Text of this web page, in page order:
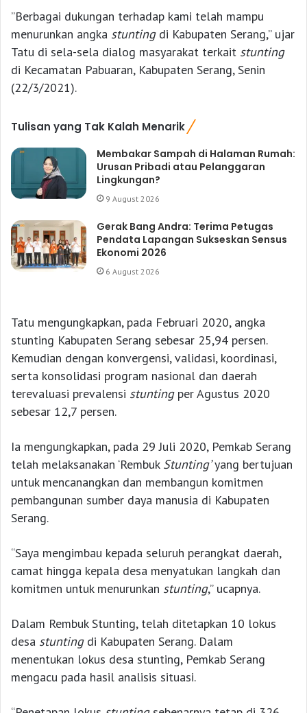
”Berbagai dukungan terhadap kami telah mampu
menurunkan angka stuntingdi Kabupaten Serang,” ujar
Tatu di sela-sela dialog masyarakat terkait stunting
di Kecamatan Pabuaran, Kabupaten Serang, Senin
(22/3/2021).
Tulisan yang Tak Kalah Menarik
Membakar Sampah di Halaman Rumah:
Urusan Pribadi atau Pelanggaran
Lingkungan?
9 August 2026
Gerak Bang Andra: Terima Petugas
Pendata Lapangan Sukseskan Sensus
Ekonomi 2026
6 August 2026
Tatu mengungkapkan, pada Februari 2020, angka
stunting Kabupaten Serang sebesar 25,94 persen.
Kemudian dengan konvergensi, validasi, koordinasi,
serta konsolidasi program nasional dan daerah
terevaluasi prevalensi stuntingper Agustus 2020
sebesar 12,7 persen.
Ia mengungkapkan, pada 29 Juli 2020, Pemkab Serang
telah melaksanakan ‘Rembuk Stunting’yang bertujuan
untuk mencanangkan dan membangun komitmen
pembangunan sumber daya manusia di Kabupaten
Serang.
“Saya mengimbau kepada seluruh perangkat daerah,
camat hingga kepala desa menyatukan langkah dan
komitmen untuk menurunkan stunting,” ucapnya.
Dalam Rembuk Stunting, telah ditetapkan 10 lokus
desa stuntingdi Kabupaten Serang. Dalam
menentukan lokus desa stunting, Pemkab Serang
mengacu pada hasil analisis situasi.